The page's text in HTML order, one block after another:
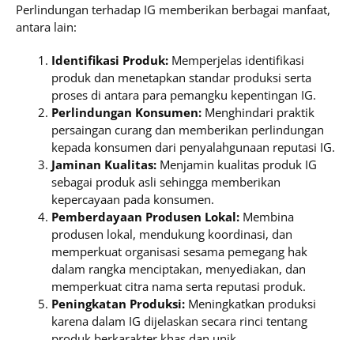
Perlindungan terhadap IG memberikan berbagai manfaat,
antara lain:
Identifikasi Produk: Memperjelas identifikasi
produk dan menetapkan standar produksi serta
proses di antara para pemangku kepentingan IG.
Perlindungan Konsumen: Menghindari praktik
persaingan curang dan memberikan perlindungan
kepada konsumen dari penyalahgunaan reputasi IG.
Jaminan Kualitas: Menjamin kualitas produk IG
sebagai produk asli sehingga memberikan
kepercayaan pada konsumen.
Pemberdayaan Produsen Lokal: Membina
produsen lokal, mendukung koordinasi, dan
memperkuat organisasi sesama pemegang hak
dalam rangka menciptakan, menyediakan, dan
memperkuat citra nama serta reputasi produk.
Peningkatan Produksi: Meningkatkan produksi
karena dalam IG dijelaskan secara rinci tentang